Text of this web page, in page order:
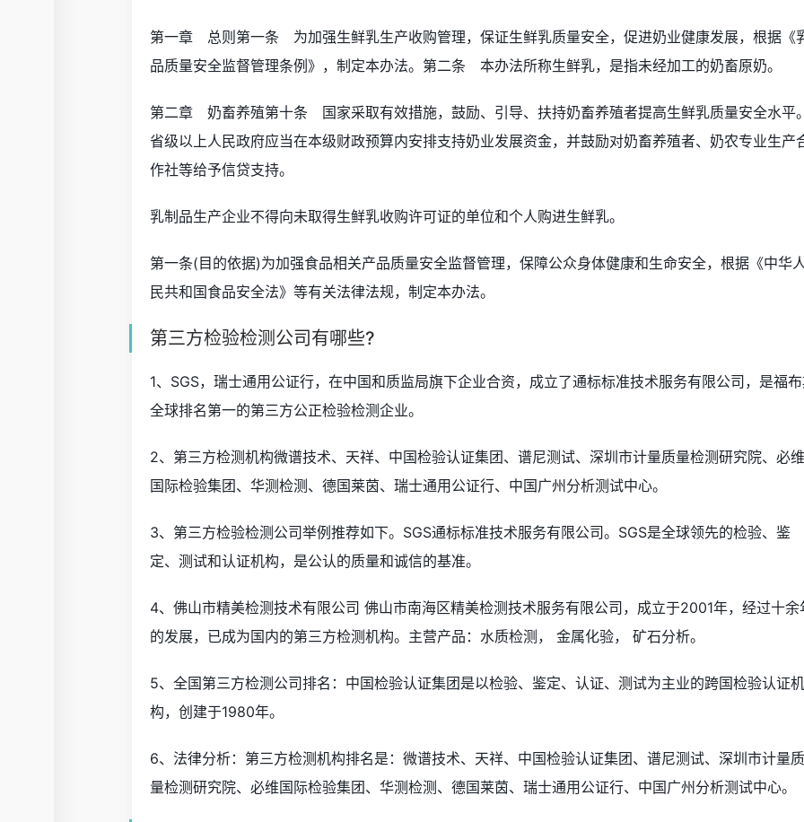
第一章 总则第一条 为加强生鲜乳生产收购管理，保证生鲜乳质量安全，促进奶业健康发展，根据《
品质量安全监督管理条例》，制定本办法。第二条 本办法所称生鲜乳，是指未经加工的奶畜原奶。
第二章 奶畜养殖第十条 国家采取有效措施，鼓励、引导、扶持奶畜养殖者提高生鲜乳质量安全水平。
省级以上人民政府应当在本级财政预算内安排支持奶业发展资金，并鼓励对奶畜养殖者、奶农专业生产
作社等给予信贷支持。
乳制品生产企业不得向未取得生鲜乳收购许可证的单位和个人购进生鲜乳。
第一条(目的依据)为加强食品相关产品质量安全监督管理，保障公众身体健康和生命安全，根据《中华人
民共和国食品安全法》等有关法律法规，制定本办法。
第三方检验检测公司有哪些?
1、SGS，瑞士通用公证行，在中国和质监局旗下企业合资，成立了通标标准技术服务有限公司，是福
全球排名第一的第三方公正检验检测企业。
2、第三方检测机构微谱技术、天祥、中国检验认证集团、谱尼测试、深圳市计量质量检测研究院、必维
国际检验集团、华测检测、德国莱茵、瑞士通用公证行、中国广州分析测试中心。
3、第三方检验检测公司举例推荐如下。SGS通标标准技术服务有限公司。SGS是全球领先的检验、鉴
定、测试和认证机构，是公认的质量和诚信的基准。
4、佛山市精美检测技术有限公司 佛山市南海区精美检测技术服务有限公司，成立于2001年，经过十余
的发展，已成为国内的第三方检测机构。主营产品：水质检测， 金属化验， 矿石分析。
5、全国第三方检测公司排名：中国检验认证集团是以检验、鉴定、认证、测试为主业的跨国检验认证机
构，创建于1980年。
6、法律分析：第三方检测机构排名是：微谱技术、天祥、中国检验认证集团、谱尼测试、深圳市计量质
量检测研究院、必维国际检验集团、华测检测、德国莱茵、瑞士通用公证行、中国广州分析测试中心。